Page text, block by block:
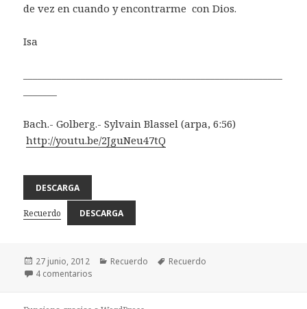
de vez en cuando y encontrarme con Dios.
Isa
Bach.- Golberg.- Sylvain Blassel (arpa, 6:56)
http://youtu.be/2JguNeu47tQ
DESCARGA
Recuerdo DESCARGA
Publicado
el
27 junio, 2012 Categorías
Recuerdo Etiquetas
Recuerdo
4 comentarios